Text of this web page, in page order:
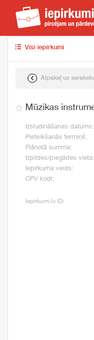
Visi iepirkumi
Atpakaļ uz sarakstu
Mūzikas
Izsludināšanas datums:
Pieteikšanās termiņš:
Plānotā summa:
Izpildes/piegādes vieta:
Iepirkuma veids:
CPV kodi:
Iepirkumi.lv ID: